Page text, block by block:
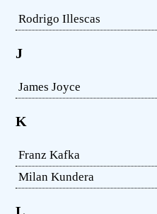
Rodrigo Illescas
J
James Joyce
K
Franz Kafka
Milan Kundera